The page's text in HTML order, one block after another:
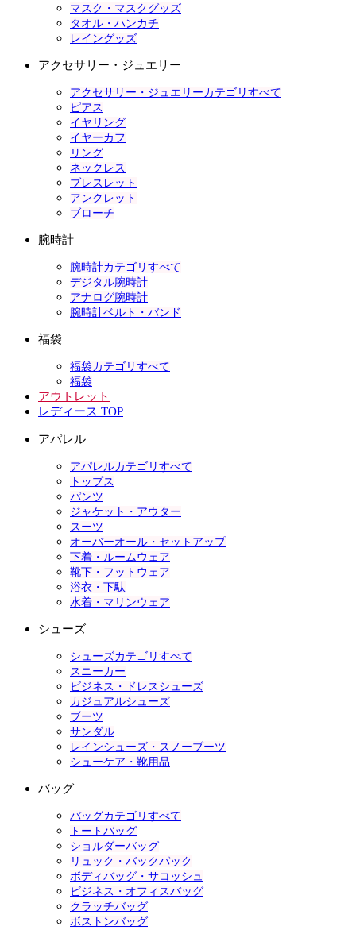
マスク・マスクグッズ
タオル・ハンカチ
レイングッズ
アクセサリー・ジュエリー
アクセサリー・ジュエリーカテゴリすべて
ピアス
イヤリング
イヤーカフ
リング
ネックレス
ブレスレット
アンクレット
ブローチ
腕時計
腕時計カテゴリすべて
デジタル腕時計
アナログ腕時計
腕時計ベルト・バンド
福袋
福袋カテゴリすべて
福袋
アウトレット
レディース TOP
アパレル
アパレルカテゴリすべて
トップス
パンツ
ジャケット・アウター
スーツ
オーバーオール・セットアップ
下着・ルームウェア
靴下・フットウェア
浴衣・下駄
水着・マリンウェア
シューズ
シューズカテゴリすべて
スニーカー
ビジネス・ドレスシューズ
カジュアルシューズ
ブーツ
サンダル
レインシューズ・スノーブーツ
シューケア・靴用品
バッグ
バッグカテゴリすべて
トートバッグ
ショルダーバッグ
リュック・バックパック
ボディバッグ・サコッシュ
ビジネス・オフィスバッグ
クラッチバッグ
ボストンバッグ